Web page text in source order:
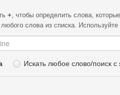
+, чтобы определить слова,
слова из списка. Используйте
Искать любое слово/поиск с